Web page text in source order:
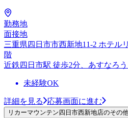
勤務地
面接地
三重県四日市市西新地11-2 ホテル
階
近鉄四日市駅 徒歩2分、あすなろ
未経験OK
詳細を見る 応募画面に進む
リカーマウンテン四日市西新地店のその